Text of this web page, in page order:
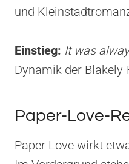
und
Einstieg: It was
Dynamik der
Paper-Love-
Paper Love wirkt